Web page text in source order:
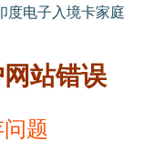
度电子入境卡家庭
站错误
题